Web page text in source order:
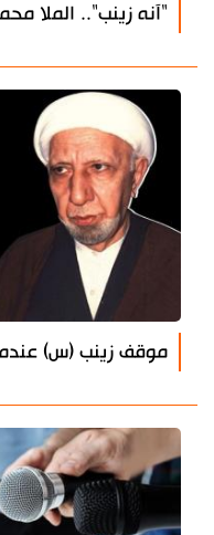
"آنه زينب".. الملا
موقف زينب (س)